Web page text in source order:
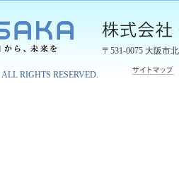
〒531-0075 大阪市
ALL RIGHTS RESERVED.